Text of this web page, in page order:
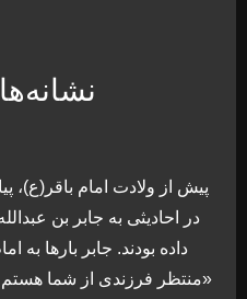
پیش از ولادت امام باقر(ع)،
در احادیثی به جابر بن
داده بودند. جابر بارها به
«منتظر فرزندی از شما هستم